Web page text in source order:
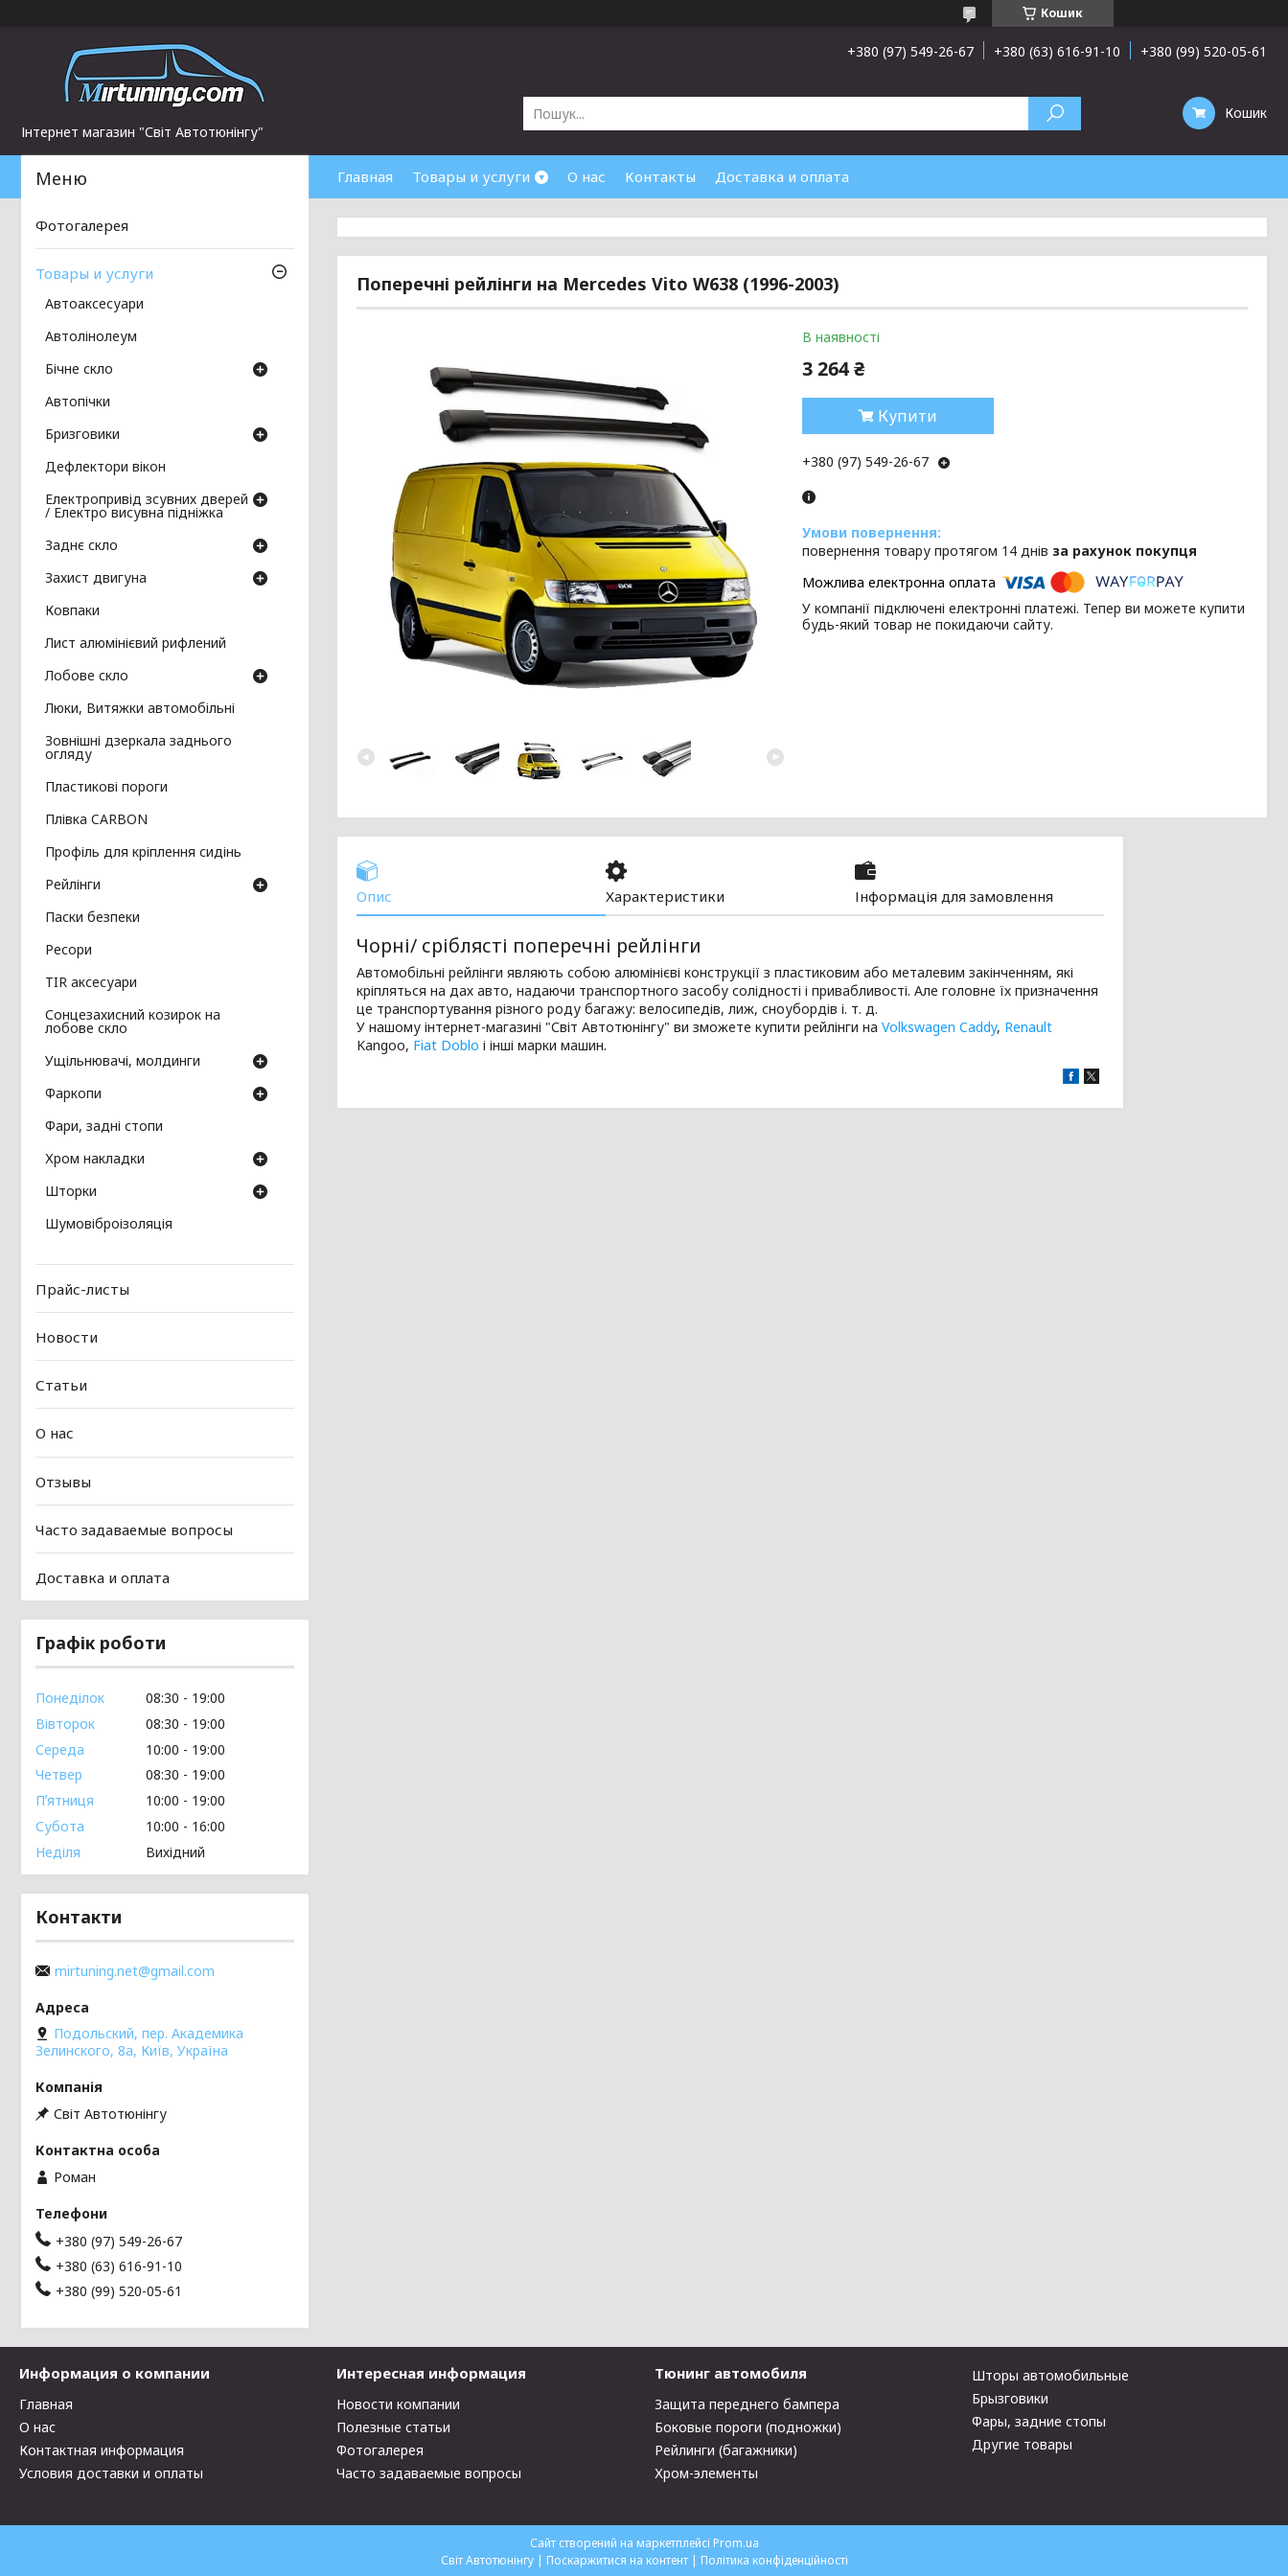
Кошик
Інтернет магазин "Світ Автотюнінгу"
+380 (97) 549-26-67 +380 (63) 616-91-10 +380 (99) 520-05-61
Кошик
Главная Товары и услуги О нас Контакты Доставка и оплата
Поперечні рейлінги на Mercedes Vito W638 (1996-2003)
В наявності
3 264 ₴
Купити
+380 (97) 549-26-67
повернення товару протягом 14 днів за рахунок покупця
У компанії підключені електронні платежі. Тепер ви можете купити
будь-який товар не покидаючи сайту.
Опис Характеристики Інформація для замовлення
Чорні/ сріблясті поперечні рейлінги
Автомобільні рейлінги являють собою алюмінієві конструкції з пластиковим або металевим закінченням, які
кріпляться на дах авто, надаючи транспортного засобу солідності і привабливості. Але головне їх призначення
це транспортування різного роду багажу: велосипедів, лиж, сноубордів і. т. д.
У нашому інтернет-магазині "Світ Автотюнінгу" ви зможете купити рейлінги на Volkswagen Caddy, Renault
Kangoo, Fiat Doblo і інші марки машин.
Фотогалерея
Товары и услуги
Автоаксесуари
Автолінолеум
Бічне скло
Автопічки
Бризговики
Дефлектори вікон
Електропривід зсувних дверей
/ Електро висувна підніжка
Заднє скло
Захист двигуна
Ковпаки
Лист алюмінієвий рифлений
Лобове скло
Люки, Витяжки автомобільні
Зовнішні дзеркала заднього
огляду
Пластикові пороги
Плівка CARBON
Профіль для кріплення сидінь
Рейлінги
Паски безпеки
Ресори
TIR аксесуари
Сонцезахисний козирок на
лобове скло
Ущільнювачі, молдинги
Фаркопи
Фари, задні стопи
Хром накладки
Шторки
Шумовіброізоляція
Прайс-листы
Новости
Статьи
О нас
Отзывы
Часто задаваемые вопросы
Доставка и оплата
Графік роботи
Понеділок 08:30
19:00
Вівторок
08:30
19:00
Середа
10:00
19:00
Четвер
08:30
19:00
Пʼятниця
10:00
19:00
Субота
10:00
16:00
Неділя
Вихідний
Контакти
mirtuning.net@gmail.com
Подольский, пер. Академика
Зелинского, 8а, Київ, Україна
Світ Автотюнінгу
Роман
+380 (97) 549-26-67
+380 (63) 616-91-10
+380 (99) 520-05-61
Информация о компании
Главная
О нас
Контактная информация
Условия доставки и оплаты
Интересная информация
Новости компании
Полезные статьи
Фотогалерея
Часто задаваемые вопросы
Тюнинг автомобиля
Защита переднего бампера
Боковые пороги (подножки)
Рейлинги (багажники)
Хром-элементы
Шторы автомобильные
Брызговики
Фары, задние стопы
Другие товары
Сайт створений на маркетплейсі Prom.ua
Світ Автотюнінгу | Поскаржитися на контент | Політика конфіденційності